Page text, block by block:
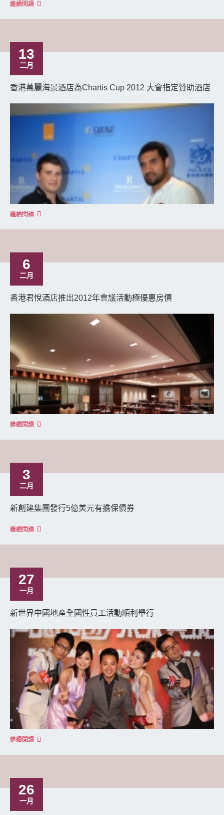
繼續閱讀
13
二月
香港萬麗海景酒店為Chartis Cup 2012 大會指定贊助酒店
繼續閱讀
6
二月
香港君悅酒店推出2012年會議活動極優惠房價
繼續閱讀
3
二月
新創建集團發行5億美元有擔保債券
繼續閱讀
27
一月
新世界中國地產全國性員工活動順利舉行
繼續閱讀
26
一月